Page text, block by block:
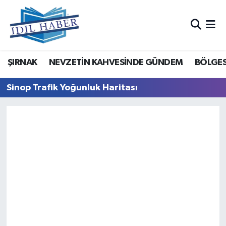
ŞIRNAK NEVZETİN KAHVESİNDE GÜNDEM
Sinop Trafik Yoğunluk Haritası
Nöbetçi Eczaneler
Hava Durumu
Trafik Durumu